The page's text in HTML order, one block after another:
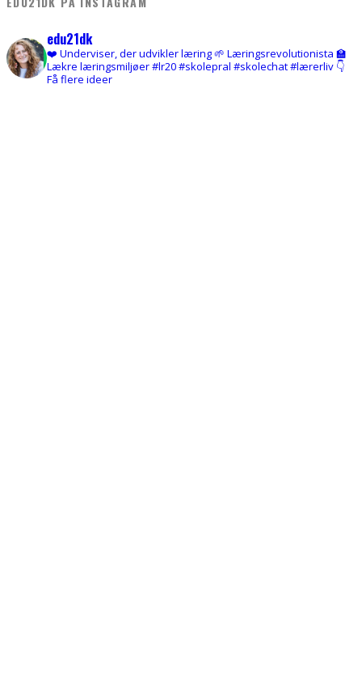
edu21dk
❤️ Underviser, der udvikler læring🌱 Læringsrevolutionista 🏫
Lækre læringsmiljøer#lr20 #skolepral #skolechat #lærerliv 👇
Få flere ideer